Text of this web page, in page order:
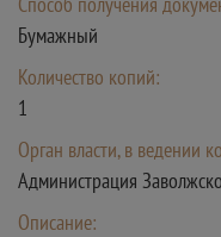
Бумажный
Количество копий:
1
Орган власти, в ведении
Администрация
Описание: